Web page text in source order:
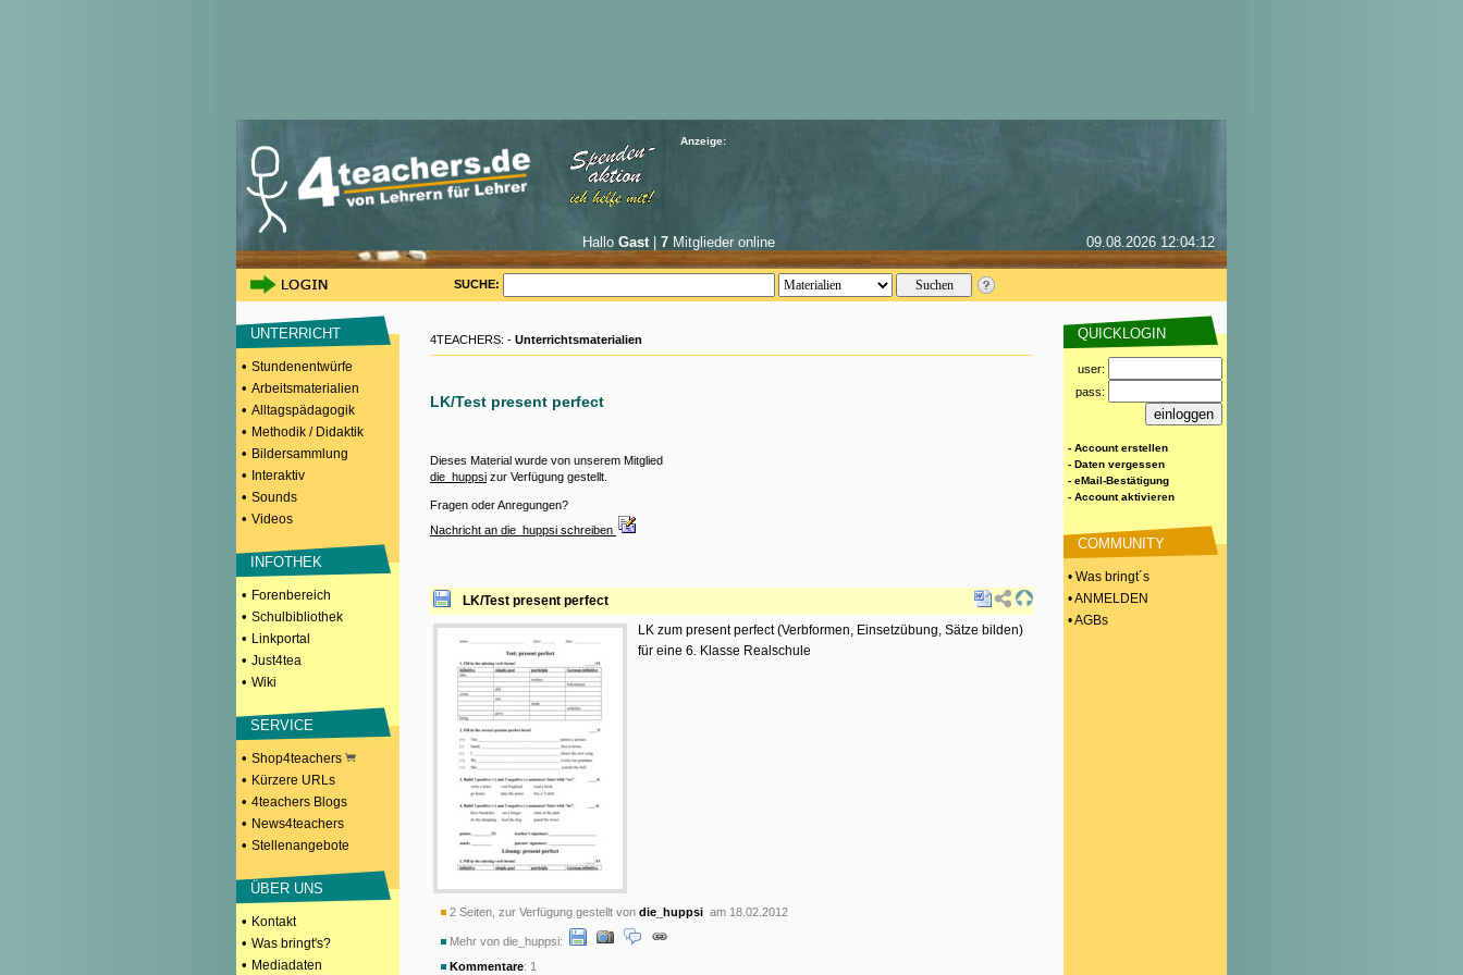
Anzeige:
Hallo Gast| 7Mitglieder online 09.08.2026 12:04:12
SUCHE:
UNTERRICHT
• Stundenentwürfe
• Arbeitsmaterialien
• Alltagspädagogik
• Methodik / Didaktik
• Bildersammlung
• Interaktiv
• Sounds
• Videos
INFOTHEK
• Forenbereich
• Schulbibliothek
• Linkportal
• Just4tea
• Wiki
SERVICE
• Shop4teachers
• Kürzere URLs
• 4teachers Blogs
• News4teachers
• Stellenangebote
ÜBER UNS
• Kontakt
• Was bringt's?
• Mediadaten
4TEACHERS: - Unterrichtsmaterialien
LK/Test present perfect
Dieses Material wurde von unserem Mitglied
die_huppsi zur Verfügung gestellt.
Fragen oder Anregungen?
Nachricht an die_huppsi schreiben
LK/Test present perfect
LK zum present perfect (Verbformen, Einsetzübung, Sätze bilden)
für eine 6. Klasse Realschule
2 Seiten, zur Verfügung gestellt von die_huppsi am 18.02.2012
Mehr von die_huppsi:
Kommentare: 1
QUICKLOGIN
user:
pass:
- Account erstellen
- Daten vergessen
- eMail-Bestätigung
- Account aktivieren
COMMUNITY
• Was bringt´s
• ANMELDEN
• AGBs